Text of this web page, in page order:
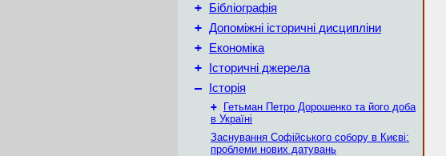
+ Бібліографія
+ Допоміжні історичні дисципліни
+ Економіка
+ Історичні джерела
– Історія
+
Гетьман Петро Дорошенко та його доба
в Україні
Заснування Софійського собору в Києві:
проблеми нових датувань